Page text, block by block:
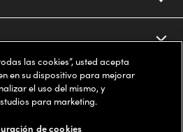
las cookies”, usted acepta
en su dispositivo para mejorar
el uso del mismo, y
para marketing.
de cookies